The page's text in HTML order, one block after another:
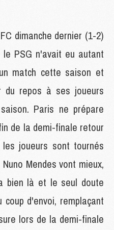
dimanche dernier (1-2)
PSG n'avait eu autant
match cette saison et
du repos à ses joueurs
Paris ne prépare
de la demi-finale retour
joueurs sont tournés
Mendes vont mieux,
bien là et le seul doute
d'envoi, remplaçant
lors de la demi-finale